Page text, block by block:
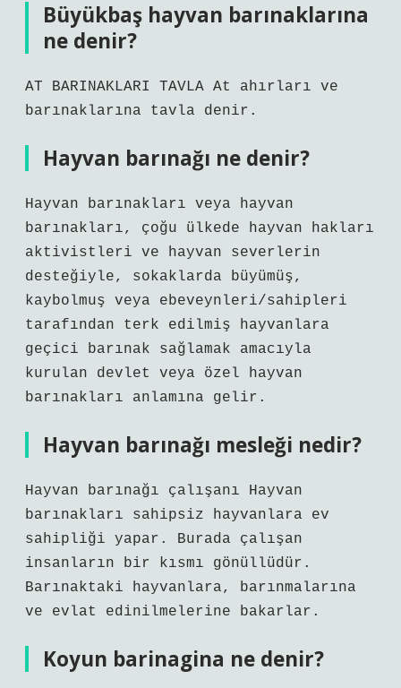
Büyükbaş hayvan barınaklarına
ne denir?
AT BARINAKLARI TAVLA At ahırları ve
barınaklarına tavla denir.
Hayvan barınağı ne denir?
Hayvan barınakları veya hayvan
barınakları, çoğu ülkede hayvan hakları
aktivistleri ve hayvan severlerin
desteğiyle, sokaklarda büyümüş,
kaybolmuş veya ebeveynleri/sahipleri
tarafından terk edilmiş hayvanlara
geçici barınak sağlamak amacıyla
kurulan devlet veya özel hayvan
barınakları anlamına gelir.
Hayvan barınağı mesleği nedir?
Hayvan barınağı çalışanı Hayvan
barınakları sahipsiz hayvanlara ev
sahipliği yapar. Burada çalışan
insanların bir kısmı gönüllüdür.
Barınaktaki hayvanlara, barınmalarına
ve evlat edinilmelerine bakarlar.
Koyun barinagina ne denir?